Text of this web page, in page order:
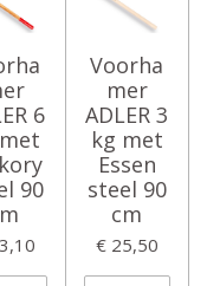
6
90
Voorha
mer
ADLER 3
kg met
Essen
steel 90
cm
€ 25,50